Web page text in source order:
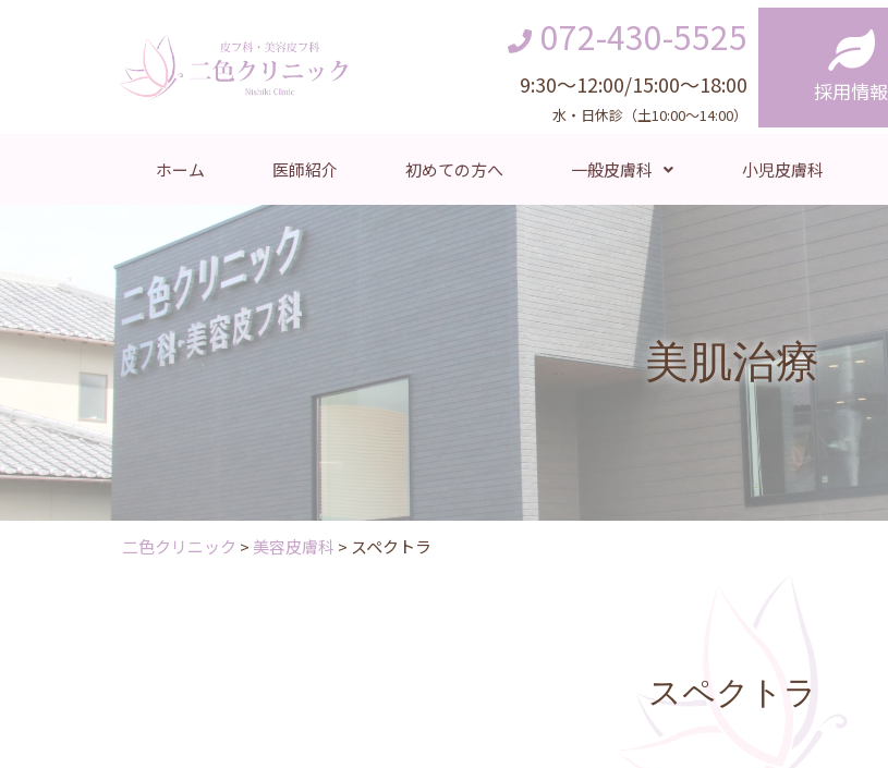
072-430-5525
9:30〜12:00/15:00〜18:00
水・日休診（土10:00〜14:00）
採用情報
ホーム 医師紹介 初めての方へ 一般皮膚科 小児皮膚科
美肌治療
二色クリニック > 美容皮膚科 > スペクトラ
スペクトラ